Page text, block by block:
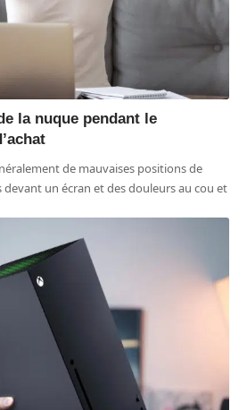
la nuque pendant le
de mauvaises positions de
un écran et des douleurs au cou et